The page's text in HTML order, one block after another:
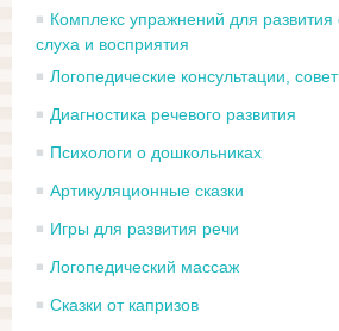
Комплекс упражнений для
слуха и восприятия
Логопедические консультации,
Диагностика речевого развития
Психологи о дошкольниках
Артикуляционные сказки
Игры для развития речи
Логопедический массаж
Сказки от капризов